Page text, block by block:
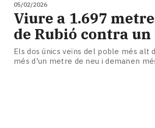
teva!
Subscriptors
La
del
Pallars
05/02/2026
Viure a 1.697
de Rubió contra
Els dos únics veïns del poble més alt
més d'un metre de neu i demanen